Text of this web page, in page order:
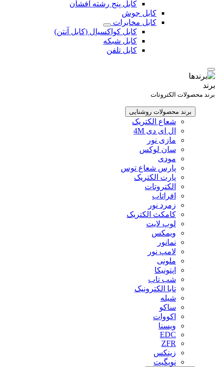
کابل پنج رشته افشان
کابل جوش
کابل مخابرات
کابل کواکسیال (کابل آنتن)
کابل شبکه
کابل تلفن
برند
برند محصولات الکتروتات
برند محصولات روشنایی
شعاع الکتریک
ال ای دی 4M
مازی نور
سان لوکس
مودی
پارس شعاع توس
پارت الکتریک
الکتروتات
افراتاب
زمرد نور
کامکث الکتریک
لوپ لایت
ویمکس
نمانور
لامپ نور
ملونی
اپتونیکا
شب تاب
تابا الکترونیک
شیله
ساکو
اکووات
ویسنا
EDC
ZFR
زینکس
نویگیت